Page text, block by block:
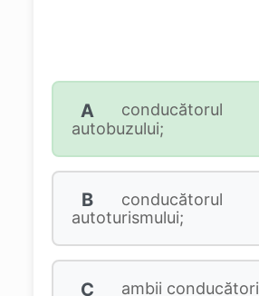
A
conducătorul
autobuzului;
B
conducătorul
autoturismului;
C
ambii conducători